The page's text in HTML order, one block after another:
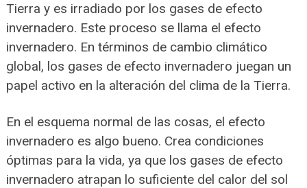
Tierra y es irradiado por los gases de efecto
invernadero. Este proceso se llama el efecto
invernadero. En términos de cambio climático
global, los gases de efecto invernadero juegan un
papel activo en la alteración del clima de la Tierra.
En el esquema normal de las cosas, el efecto
invernadero es algo bueno. Crea condiciones
óptimas para la vida, ya que los gases de efecto
invernadero atrapan lo suficiente del calor del sol